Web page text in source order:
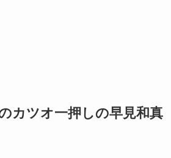
カツオ一押しの早見和真